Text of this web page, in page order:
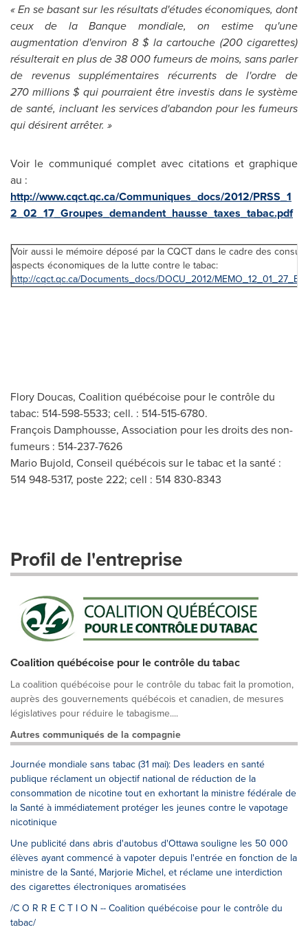
« En se basant sur les résultats d'études économiques, dont
ceux de la Banque mondiale, on estime qu'une
augmentation d'environ 8 $ la cartouche (200 cigarettes)
résulterait en plus de 38 000 fumeurs de moins, sans parler
de revenus supplémentaires récurrents de l'ordre de
270 millions $ qui pourraient être investis dans le système
de santé, incluant les services d'abandon pour les fumeurs
qui désirent arrêter. »
Voir le communiqué complet avec citations et graphique
au :
http://www.cqct.qc.ca/Communiques_docs/2012/PRSS_1
2_02_17_Groupes_demandent_hausse_taxes_tabac.pdf
Voir aussi le mémoire déposé par la CQCT dans le cadre des
aspects économiques de la lutte contre le tabac:
http://cqct.qc.ca/Documents_docs/DOCU_2012/
Flory Doucas, Coalition québécoise pour le contrôle du
tabac: 514-598-5533; cell. : 514-515-6780.
François Damphousse, Association pour les droits des non-
fumeurs : 514-237-7626
Mario Bujold, Conseil québécois sur le tabac et la santé :
514 948-5317, poste 222; cell : 514 830-8343
Profil de l'entreprise
Coalition québécoise pour le contrôle du tabac
La coalition québécoise pour le contrôle du tabac fait la promotion,
auprès des gouvernements québécois et canadien, de mesures
législatives pour réduire le tabagisme....
Autres communiqués de la compagnie
Journée mondiale sans tabac (31 mai): Des leaders en santé
publique réclament un objectif national de réduction de la
consommation de nicotine tout en exhortant la ministre fédérale de
la Santé à immédiatement protéger les jeunes contre le vapotage
nicotinique
Une publicité dans abris d'autobus d'Ottawa souligne les 50 000
élèves ayant commencé à vapoter depuis l'entrée en fonction de la
ministre de la Santé, Marjorie Michel, et réclame une interdiction
des cigarettes électroniques aromatisées
/C O R R E C T I O N -- Coalition québécoise pour le contrôle du
tabac/